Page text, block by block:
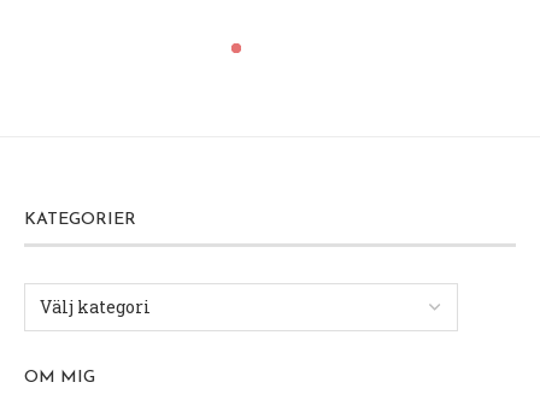
KATEGORIER
OM MIG